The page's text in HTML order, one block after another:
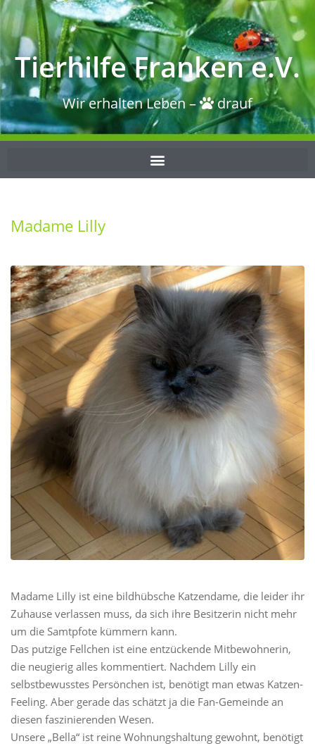
Tierhilfe Franken e.V.
Wir erhalten Leben – drauf
Madame Lilly
Madame Lilly ist eine bildhübsche Katzendame, die leider ihr
Zuhause verlassen muss, da sich ihre Besitzerin nicht mehr
um die Samtpfote kümmern kann.
Das putzige Fellchen ist eine entzückende Mitbewohnerin,
die neugierig alles kommentiert. Nachdem Lilly ein
selbstbewusstes Persönchen ist, benötigt man etwas Katzen-
Feeling. Aber gerade das schätzt ja die Fan-Gemeinde an
diesen faszinierenden Wesen.
Unsere „Bella“ ist reine Wohnungshaltung gewohnt, benötigt